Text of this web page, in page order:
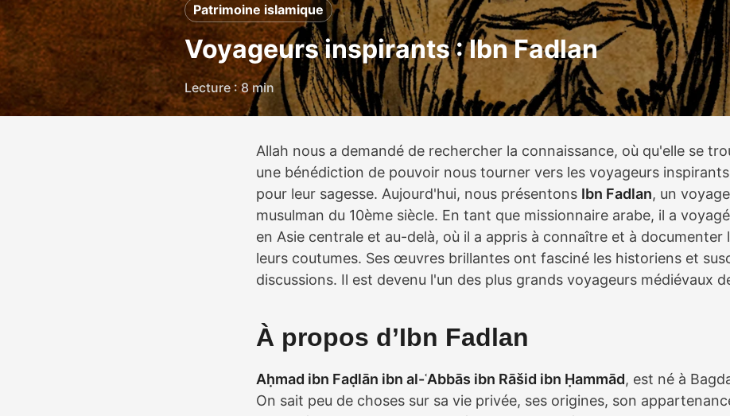
Patrimoine islamique
Voyageurs inspirants : Ibn Fadlan
Lecture : 8 min
Allah nous a demandé de rechercher la connaissance, où qu'elle se
une bénédiction de pouvoir nous tourner vers les voyageurs
pour leur sagesse. Aujourd'hui, nous présentons Ibn Fadlan, un
musulman du 10ème siècle. En tant que missionnaire arabe, il a
en Asie centrale et au-delà, où il a appris à connaître et à documenter
leurs coutumes. Ses œuvres brillantes ont fasciné les historiens et
discussions. Il est devenu l'un des plus grands voyageurs médiévaux
À propos d’Ibn Fadlan
Aḥmad ibn Faḍlān ibn al-ʿAbbās ibn Rāšid ibn Ḥammād, est né à
On sait peu de choses sur sa vie privée, ses origines, son